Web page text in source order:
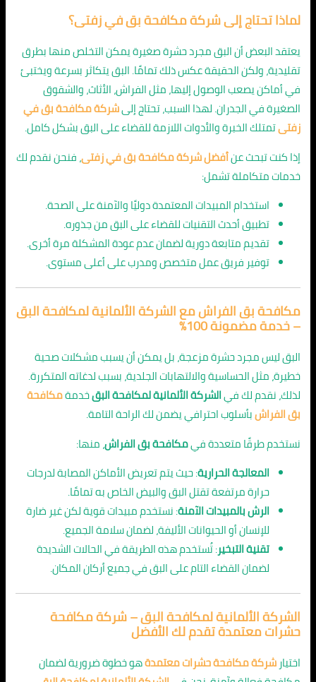
لماذا تحتاج إلى شركة مكافحة بق في زفتى؟
يعتقد البعض أن البق مجرد حشرة صغيرة يمكن التخلص منها بطرق
تقليدية، ولكن الحقيقة عكس ذلك تمامًا. البق يتكاثر بسرعة ويختبئ
في أماكن يصعب الوصول إليها، مثل الفراش، الأثاث، والشقوق
الصغيرة في الجدران. لهذا السبب، تحتاج إلىشركة مكافحة بق في
زفتىتمتلك الخبرة والأدوات اللازمة للقضاء على البق بشكل كامل.
إذا كنت تبحث عنأفضل شركة مكافحة بق في زفتى، فنحن نقدم لك
خدمات متكاملة تشمل:
استخدام المبيدات المعتمدة دوليًا والآمنة على الصحة.
تطبيق أحدث التقنيات للقضاء على البق من جذوره.
تقديم متابعة دورية لضمان عدم عودة المشكلة مرة أخرى.
توفير فريق عمل متخصص ومدرب على أعلى مستوى.
مكافحة بق الفراش مع الشركة الألمانية لمكافحة البق
– خدمة مضمونة 100٪
البق ليس مجرد حشرة مزعجة، بل يمكن أن يسبب مشكلات صحية
خطيرة، مثل الحساسية والالتهابات الجلدية، بسبب لدغاته المتكررة.
لذلك، نقدم لك فيالشركة الألمانية لمكافحة البقخدمةمكافحة
بق الفراشبأسلوب احترافي يضمن لك الراحة التامة.
نستخدم طرقًا متعددة فيمكافحة بق الفراش، منها:
المعالجة الحرارية: حيث يتم تعريض الأماكن المصابة لدرجات
حرارة مرتفعة تقتل البق والبيض الخاص به تمامًا.
الرش بالمبيدات الآمنة: نستخدم مبيدات قوية لكن غير ضارة
للإنسان أو الحيوانات الأليفة، لضمان سلامة الجميع.
تقنية التبخير: تُستخدم هذه الطريقة في الحالات الشديدة
لضمان القضاء التام على البق في جميع أركان المكان.
الشركة الألمانية لمكافحة البق – شركة مكافحة
حشرات معتمدة تقدم لك الأفضل
اختيارشركة مكافحة حشرات معتمدةهو خطوة ضرورية لضمان